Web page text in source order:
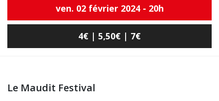
ven. 02 février 2024 - 20h
4€ | 5,50€ | 7€
Le Maudit Festival